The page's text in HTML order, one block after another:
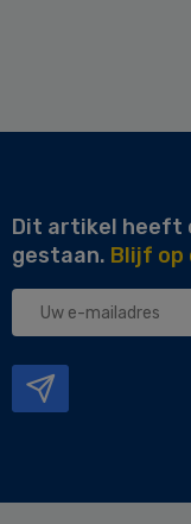
Dit artikel heeft
gestaan. Blijf op
Uw